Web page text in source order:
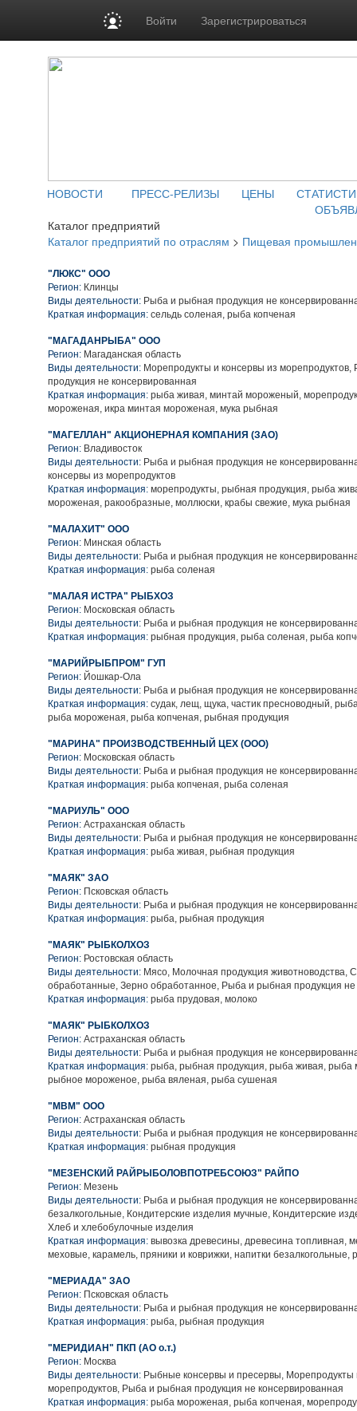
Войти Зарегистрироваться
НОВОСТИ ПРЕСС-РЕЛИЗЫ ЦЕНЫ
Каталог предприятий
Каталог предприятий по отраслям > Пищевая
"ЛЮКС" ООО
Регион: Клинцы
Виды деятельности: Рыба и рыбная продукция не
Краткая информация: сельдь соленая, рыба копченая
"МАГАДАНРЫБА" ООО
Регион: Магаданская область
Виды деятельности: Морепродукты и консервы из
продукция не консервированная
Краткая информация: рыба живая, минтай мороженый,
мороженая, икра минтая мороженая, мука рыбная
"МАГЕЛЛАН" АКЦИОНЕРНАЯ КОМПАНИЯ (ЗАО)
Регион: Владивосток
Виды деятельности: Рыба и рыбная продукция не
консервы из морепродуктов
Краткая информация: морепродукты, рыбная продукция, рыба
мороженая, ракообразные, моллюски, крабы свежие, мука рыбная
"МАЛАХИТ" ООО
Регион: Минская область
Виды деятельности: Рыба и рыбная продукция не
Краткая информация: рыба соленая
"МАЛАЯ ИСТРА" РЫБХОЗ
Регион: Московская область
Виды деятельности: Рыба и рыбная продукция не
Краткая информация: рыбная продукция, рыба соленая, рыба
"МАРИЙРЫБПРОМ" ГУП
Регион: Йошкар-Ола
Виды деятельности: Рыба и рыбная продукция не
Краткая информация: судак, лещ, щука, частик пресноводный,
рыба мороженая, рыба копченая, рыбная продукция
"МАРИНА" ПРОИЗВОДСТВЕННЫЙ ЦЕХ (ООО)
Регион: Московская область
Виды деятельности: Рыба и рыбная продукция не
Краткая информация: рыба копченая, рыба соленая
"МАРИУЛЬ" ООО
Регион: Астраханская область
Виды деятельности: Рыба и рыбная продукция не
Краткая информация: рыба живая, рыбная продукция
"МАЯК" ЗАО
Регион: Псковская область
Виды деятельности: Рыба и рыбная продукция не
Краткая информация: рыба, рыбная продукция
"МАЯК" РЫБКОЛХОЗ
Регион: Ростовская область
Виды деятельности: Мясо, Молочная продукция животноводства,
обработанные, Зерно обработанное, Рыба и рыбная продукция не
Краткая информация: рыба прудовая, молоко
"МАЯК" РЫБКОЛХОЗ
Регион: Астраханская область
Виды деятельности: Рыба и рыбная продукция не
Краткая информация: рыба, рыбная продукция, рыба живая,
рыбное мороженое, рыба вяленая, рыба сушеная
"МВМ" ООО
Регион: Астраханская область
Виды деятельности: Рыба и рыбная продукция не
Краткая информация: рыбная продукция
"МЕЗЕНСКИЙ РАЙРЫБОЛОВПОТРЕБСОЮЗ" РАЙПО
Регион: Мезень
Виды деятельности: Рыба и рыбная продукция не
безалкогольные, Кондитерские изделия мучные, Кондитерские
Хлеб и хлебобулочные изделия
Краткая информация: вывозка древесины, древесина топливная,
меховые, карамель, пряники и коврижки, напитки безалкогольные,
"МЕРИАДА" ЗАО
Регион: Псковская область
Виды деятельности: Рыба и рыбная продукция не
Краткая информация: рыба, рыбная продукция
"МЕРИДИАН" ПКП (АО о.т.)
Регион: Москва
Виды деятельности: Рыбные консервы и пресервы, Морепродукты
морепродуктов, Рыба и рыбная продукция не консервированная
Краткая информация: рыба мороженая, рыба копченая,